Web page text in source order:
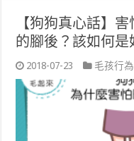
【狗狗真心話】
的腳後？該如何是
2018-07-23 毛孩行